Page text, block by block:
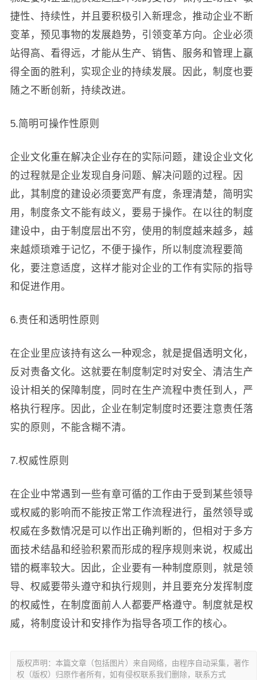
捷性、持续性，并且要积极引入新理念，推动企业不断
变革，预见事物的发展趋势，引领变革方向。企业必须
站得高、看得远，才能从生产、销售、服务和管理上赢
得全面的胜利，实现企业的持续发展。因此，制度也要
随之不断创新，持续改进。
5.简明可操作性原则
企业文化重在解决企业存在的实际问题，建设企业文化
的过程就是企业发现自身问题、解决问题的过程。因
此，其制度的建设必须要宽严有度，条理清楚，简明实
用，制度条文不能有歧义，要易于操作。在以往的制度
建设中，由于制度层出不穷，使用的制度越来越多，越
来越烦琐难于记忆，不便于操作，所以制度流程要简
化，要注意适度，这样才能对企业的工作有实际的指导
和促进作用。
6.责任和透明性原则
在企业里应该持有这么一种观念，就是提倡透明文化，
反对责备文化。这就要在制度制定时对安全、清洁生产
设计相关的保障制度，同时在生产流程中责任到人，严
格执行程序。因此，企业在制定制度时还要注意责任落
实的原则，不能含糊不清。
7.权威性原则
在企业中常遇到一些有章可循的工作由于受到某些领导
或权威的影响而不能按正常工作流程进行，虽然领导或
权威在多数情况是可以作出正确判断的，但相对于多方
面技术结晶和经验积累而形成的程序规则来说，权威出
错的概率较大。因此，企业要有一种制度原则，就是领
导、权威要带头遵守和执行规则，并且要充分发挥制度
的权威性，在制度面前人人都要严格遵守。制度就是权
威，将制度设计和安排作为指导各项工作的核心。
版权声明：本篇文章（包括图片）来自网络，由程序自动采集，著作
权（版权）归原作者所有，如有侵权联系我们删除，联系方式